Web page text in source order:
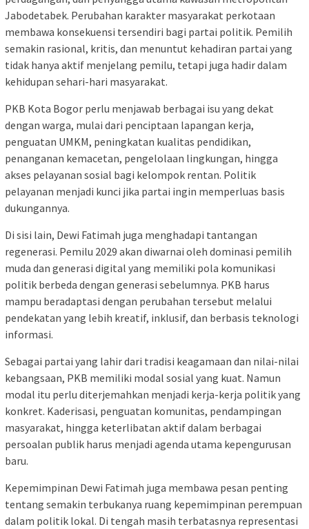
Jabodetabek. Perubahan karakter masyarakat perkotaan
membawa konsekuensi tersendiri bagi partai politik. Pemilih
semakin rasional, kritis, dan menuntut kehadiran partai yang
tidak hanya aktif menjelang pemilu, tetapi juga hadir dalam
kehidupan sehari-hari masyarakat.
PKB Kota Bogor perlu menjawab berbagai isu yang dekat
dengan warga, mulai dari penciptaan lapangan kerja,
penguatan UMKM, peningkatan kualitas pendidikan,
penanganan kemacetan, pengelolaan lingkungan, hingga
akses pelayanan sosial bagi kelompok rentan. Politik
pelayanan menjadi kunci jika partai ingin memperluas basis
dukungannya.
Di sisi lain, Dewi Fatimah juga menghadapi tantangan
regenerasi. Pemilu 2029 akan diwarnai oleh dominasi pemilih
muda dan generasi digital yang memiliki pola komunikasi
politik berbeda dengan generasi sebelumnya. PKB harus
mampu beradaptasi dengan perubahan tersebut melalui
pendekatan yang lebih kreatif, inklusif, dan berbasis teknologi
informasi.
Sebagai partai yang lahir dari tradisi keagamaan dan nilai-nilai
kebangsaan, PKB memiliki modal sosial yang kuat. Namun
modal itu perlu diterjemahkan menjadi kerja-kerja politik yang
konkret. Kaderisasi, penguatan komunitas, pendampingan
masyarakat, hingga keterlibatan aktif dalam berbagai
persoalan publik harus menjadi agenda utama kepengurusan
baru.
Kepemimpinan Dewi Fatimah juga membawa pesan penting
tentang semakin terbukanya ruang kepemimpinan perempuan
dalam politik lokal. Di tengah masih terbatasnya representasi